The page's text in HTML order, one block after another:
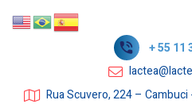
+ 55 11
Rua Scuvero, 224 –